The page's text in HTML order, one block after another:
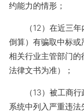
约能力的情形；
（12）在近三年
倒算）有骗取中标
相关行业主管部门
法律文书为准）；
（13）被工商行
系统中列入严重违法